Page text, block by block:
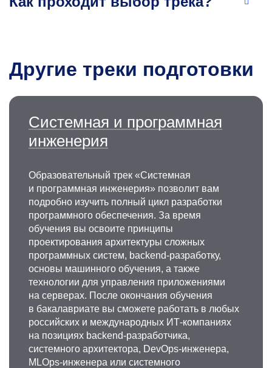
Другие треки подготовки
Системная и программная
инженерия
Образовательный трек «Системная
и программная инженерия» позволит вам
подробно изучить полный цикл разработки
программного обеспечения. За время
обучения вы освоите принципы
проектирования архитектуры сложных
программных систем, backend-разработку,
основы машинного обучения, а также
технологии для управления приложениями
на серверах. После окончания обучения
в бакалавриате вы сможете работать в любых
российских и международных ИТ-компаниях
на позициях backend-разработчика,
системного архитектора, DevOps-инженера,
MLOps-инженера или системного